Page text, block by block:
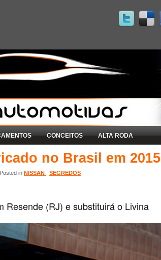
CONCEITOS ALTA RODA
no Brasil em 2015
in NISSAN SEGREDOS
Resende (RJ) e substituirá o Livina